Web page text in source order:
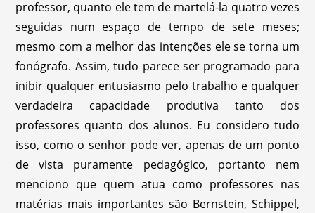
professor, quanto ele tem de martelá-la quatro vezes
seguidas num espaço de tempo de sete meses;
mesmo com a melhor das intenções ele se torna um
fonógrafo. Assim, tudo parece ser programado para
inibir qualquer entusiasmo pelo trabalho e qualquer
verdadeira capacidade produtiva tanto dos
professores quanto dos alunos. Eu considero tudo
isso, como o senhor pode ver, apenas de um ponto
de vista puramente pedagógico, portanto nem
menciono que quem atua como professores nas
matérias mais importantes são Bernstein, Schippel,